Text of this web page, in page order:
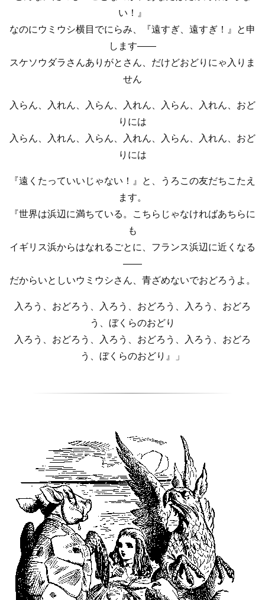
い！』
なのにウミウシ横目でにらみ、『遠すぎ、遠すぎ！』と申
します――
スケソウダラさんありがとさん、だけどおどりにゃ入りま
せん
入らん、入れん、入らん、入れん、入らん、入れん、おど
りには
入らん、入れん、入らん、入れん、入らん、入れん、おど
りには
『遠くたっていいじゃない！』と、うろこの友だちこたえ
ます。
『世界は浜辺に満ちている。こちらじゃなければあちらに
も
イギリス浜からはなれるごとに、フランス浜辺に近くなる
――
だからいとしいウミウシさん、青ざめないでおどろうよ。
入ろう、おどろう、入ろう、おどろう、入ろう、おどろ
う、ぼくらのおどり
入ろう、おどろう、入ろう、おどろう、入ろう、おどろ
う、ぼくらのおどり』」